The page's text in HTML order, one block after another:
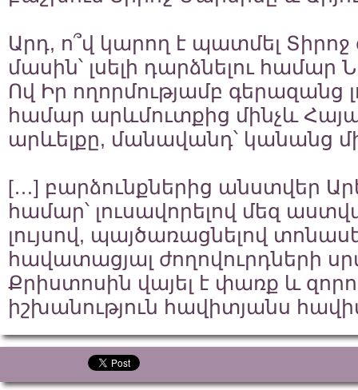
Արդ, ո՞վ կարող է պատմել Տիրոջ
մասին՝ լսելի դարձնելու համար
Ով Իր ողորմությամբ գերազանց
համար արևմուտքից մինչև
արևելքը, մանավանդ՝ կանանց
[…] բարձունքներից անստվեր
համար՝ լուսավորելով մեզ
լույսով, պայծառացնելով
հավատացյալ ժողովուրդների
Քրիստոսին վայել է փառք և
իշխանություն հավիտյանս